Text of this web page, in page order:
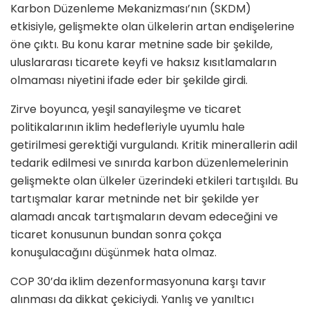
Karbon Düzenleme Mekanizması’nın (SKDM)
etkisiyle, gelişmekte olan ülkelerin artan endişelerine
öne çıktı. Bu konu karar metnine sade bir şekilde,
uluslararası ticarete keyfi ve haksız kısıtlamaların
olmaması niyetini ifade eder bir şekilde girdi.
Zirve boyunca, yeşil sanayileşme ve ticaret
politikalarının iklim hedefleriyle uyumlu hale
getirilmesi gerektiği vurgulandı. Kritik minerallerin adil
tedarik edilmesi ve sınırda karbon düzenlemelerinin
gelişmekte olan ülkeler üzerindeki etkileri tartışıldı. Bu
tartışmalar karar metninde net bir şekilde yer
alamadı ancak tartışmaların devam edeceğini ve
ticaret konusunun bundan sonra çokça
konuşulacağını düşünmek hata olmaz.
COP 30’da iklim dezenformasyonuna karşı tavır
alınması da dikkat çekiciydi. Yanlış ve yanıltıcı